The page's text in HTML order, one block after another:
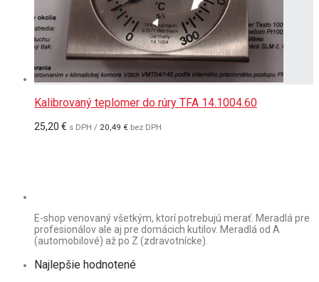
Kalibrovaný teplomer do rúry TFA 14.1004.60
25,20 € s DPH / 20,49 € bez DPH
E-shop venovaný všetkým, ktorí potrebujú merať. Meradlá pre
profesionálov ale aj pre domácich kutilov. Meradlá od A
(automobilové) až po Z (zdravotnícke).
Najlepšie hodnotené